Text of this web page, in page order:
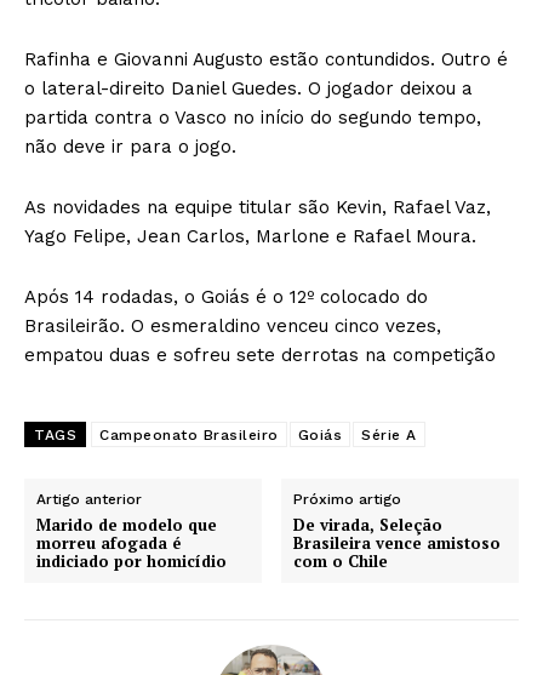
Rafinha e Giovanni Augusto estão contundidos. Outro é
o lateral-direito Daniel Guedes. O jogador deixou a
partida contra o Vasco no início do segundo tempo,
não deve ir para o jogo.
As novidades na equipe titular são Kevin, Rafael Vaz,
Yago Felipe, Jean Carlos, Marlone e Rafael Moura.
Após 14 rodadas, o Goiás é o 12º colocado do
Brasileirão. O esmeraldino venceu cinco vezes,
empatou duas e sofreu sete derrotas na competição
TAGS Campeonato Brasileiro Goiás Série A
Artigo anterior
Marido de modelo que
morreu afogada é
indiciado por homicídio
Próximo artigo
De virada, Seleção
Brasileira vence amistoso
com o Chile